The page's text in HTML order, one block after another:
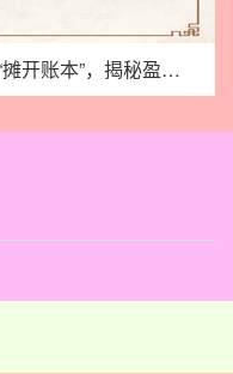
**股票配资复盘：市场老手深夜“摊开账本”，揭秘盈利密码**